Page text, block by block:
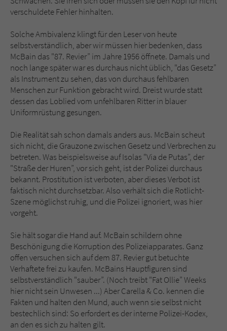
verschuldete Fehler hinhalten.
Solche Ambivalenz klingt für den Leser von heute
selbstverständlich, aber wir müssen hier bedenken, dass
McBain das "87. Revier” im Jahre 1956 öffnete. Damals und
noch lange später war es durchaus nicht üblich, "das Gesetz”
als Instrument zu sehen, das von durchaus fehlbaren
Menschen zur Funktion gebracht wird. Dreist wurde statt
dessen das Loblied vom unfehlbaren Ritter in blauer
Uniformrüstung gesungen.
Die Realität sah schon damals anders aus. McBain scheut
sich nicht, die Grauzone zwischen Gesetz und Verbrechen zu
betreten. Was beispielsweise auf Isolas "Via de Putas”, der
"Straße der Huren”, vor sich geht, ist der Polizei durchaus
bekannt. Prostitution ist verboten, aber dieses Verbot ist
faktisch nicht durchsetzbar. Also verhält sich die Rotlicht-
Szene möglichst ruhig, und die Polizei ignoriert, was hier
vorgeht.
Sie hält sogar die Hand auf. McBain schildern ohne
Beschönigung die Korruption des Polizeiapparates. Ganz
offen versuchen sich auf dem 87. Revier gut betuchte
Verhaftete frei zu kaufen. McBains Hauptfiguren sind
selbstverständlich "sauber”. (Noch treibt "Fat Ollie” Weeks
hier nicht sein Unwesen ...) Aber Carella & Co. kennen die
Fakten und halten den Mund, auch wenn sie selbst nicht
bestechlich sind: So erfordert es der interne Polizei-Kodex,
an den es sich zu halten gilt.